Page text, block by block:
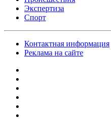
Экспертиза
Спорт
Контактная информация
Реклама на сайте